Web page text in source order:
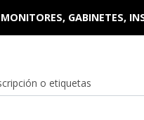
GABINETES,